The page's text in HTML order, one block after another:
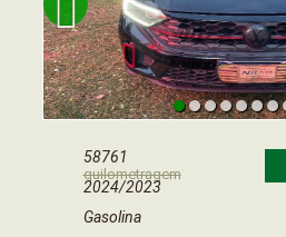

58761
quilometragem
2024/2023
Gasolina